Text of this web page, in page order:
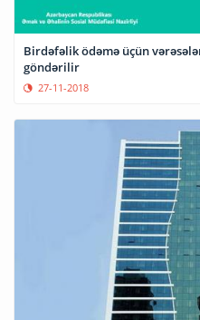
Birdəfəlik ödəmə üçün
göndərilir
27-11-2018